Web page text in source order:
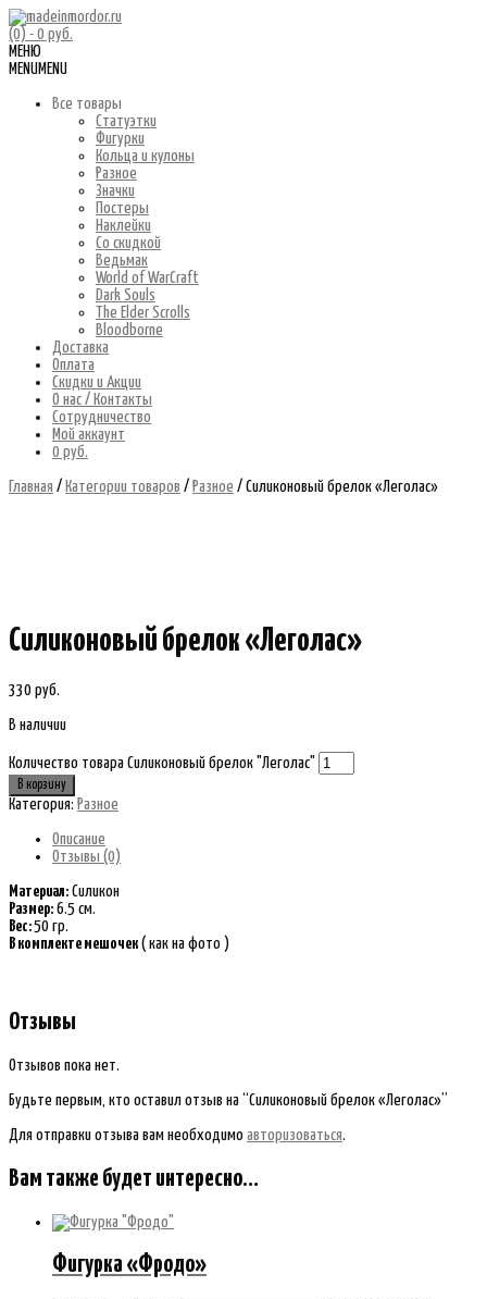
(0) - 0 руб.
МЕНЮ
MENU MENU
Все товары
Статуэтки
Фигурки
Кольца и кулоны
Разное
Значки
Постеры
Наклейки
Со скидкой
Ведьмак
World of WarCraft
Dark Souls
The Elder Scrolls
Bloodborne
Доставка
Оплата
Скидки и Акции
О нас / Контакты
Сотрудничество
Мой аккаунт
0 руб.
Главная / Категории товаров / Разное / Силиконовый брелок «Леголас»
Силиконовый брелок «Леголас»
330 руб.
В наличии
Количество товара Силиконовый брелок "Леголас"
В корзину
Категория: Разное
Описание
Отзывы (0)
Материал: Силикон
Размер: 6.5 см.
Вес:50 гр.
В комплекте мешочек ( как на фото )
Отзывы
Отзывов пока нет.
Будьте первым, кто оставил отзыв на “Силиконовый брелок «Леголас»”
Для отправки отзыва вам необходимо авторизоваться.
Вам также будет интересно…
Фигурка «Фродо»